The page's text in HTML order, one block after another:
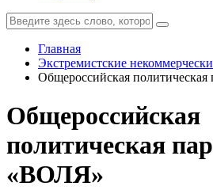
Главная
Экстремистские
Общероссийская политическая
Общероссийская
политическая
«ВОЛЯ»